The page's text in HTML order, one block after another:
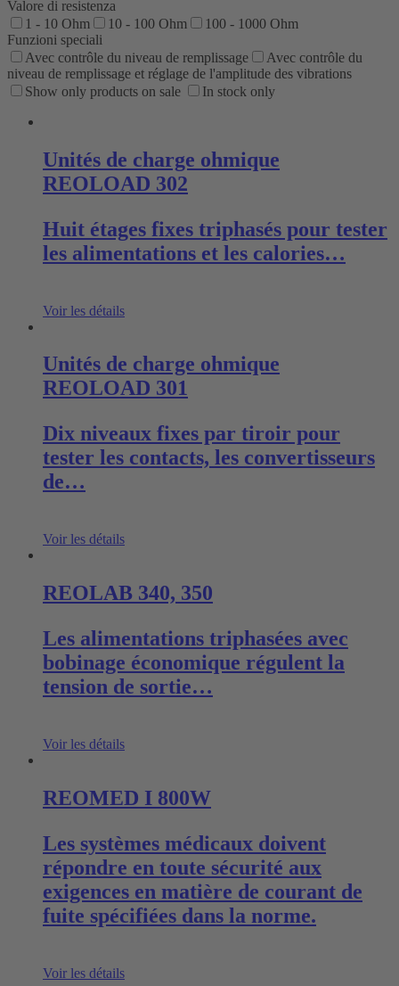
Valore di resistenza
1 - 10 Ohm
10 - 100 Ohm
100 - 1000 Ohm
Funzioni speciali
Avec contrôle du niveau de remplissage
Avec contrôle du
niveau de remplissage et réglage de l'amplitude des vibrations
Show only products on sale
In stock only
Unités de charge ohmique
REOLOAD 302
Huit étages fixes triphasés pour tester
les alimentations et les calories…
Voir les détails
Unités de charge ohmique
REOLOAD 301
Dix niveaux fixes par tiroir pour
tester les contacts, les convertisseurs
de…
Voir les détails
REOLAB 340, 350
Les alimentations triphasées avec
bobinage économique régulent la
tension de sortie…
Voir les détails
REOMED I 800W
Les systèmes médicaux doivent
répondre en toute sécurité aux
exigences en matière de courant de
fuite spécifiées dans la norme.
Voir les détails